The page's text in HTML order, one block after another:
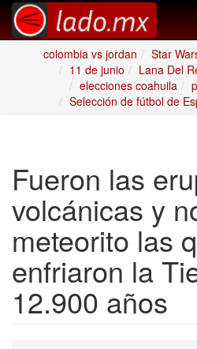
colombia vs jordan
Star
11 de junio
Lana Del
elecciones coahuila
Selección de fútbol de
Fueron las
volcánicas y
meteorito las
enfriaron la
12.900 años